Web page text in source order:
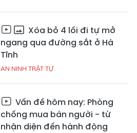
Xóa bỏ 4 lối đi tự mở
ngang qua đường sắt ở Hà
Tĩnh
AN NINH TRẬT TỰ
Vấn đề hôm nay: Phòng
chống mua bán người - từ
nhận diện đến hành động